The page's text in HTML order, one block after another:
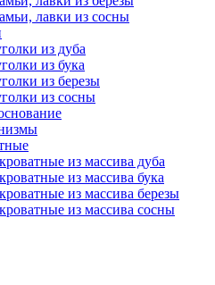
лавки из сосны
из дуба
из бука
из березы
из сосны
из массива дуба
из массива бука
из массива березы
из массива сосны